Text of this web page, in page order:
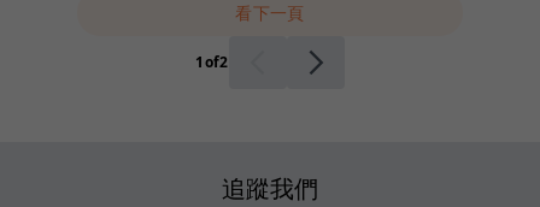
看下一頁
1of2
追蹤我們